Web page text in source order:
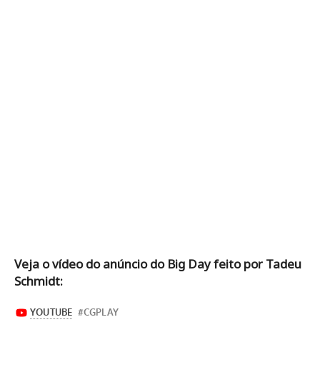
Veja o vídeo do anúncio do Big Day feito por Tadeu
Schmidt: